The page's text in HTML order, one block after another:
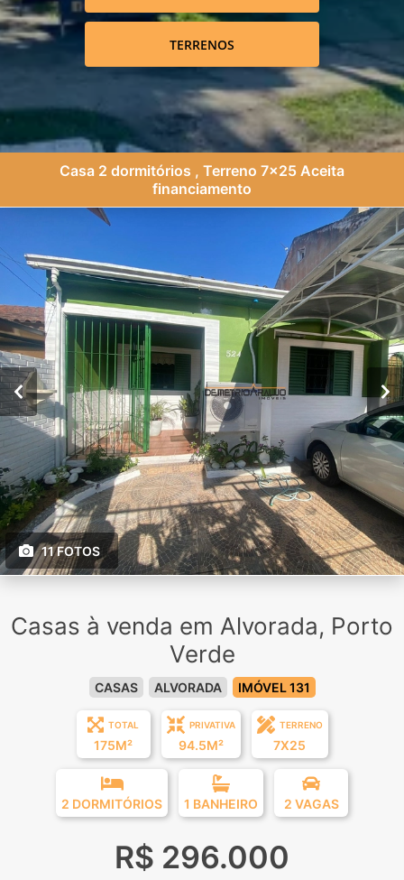
TERRENOS
Casa 2 dormitórios , Terreno 7x25 Aceita
financiamento
11 FOTOS
Casas à venda em Alvorada, Porto
Verde
CASAS ALVORADA IMÓVEL 131
TOTAL
175M²
PRIVATIVA
94.5M²
TERRENO
7X25
2 DORMITÓRIOS 1 BANHEIRO 2 VAGAS
R$ 296.000